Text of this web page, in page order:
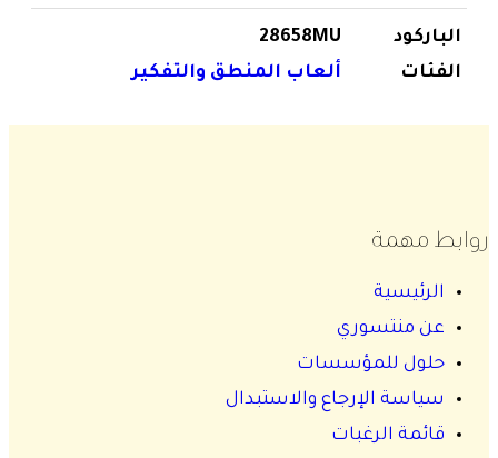
الباركود
28658MU
الفئات
ألعاب المنطق والتفكير
روابط مهمة
الرئيسية
عن منتسوري
حلول للمؤسسات
سياسة الإرجاع والاستبدال
قائمة الرغبات